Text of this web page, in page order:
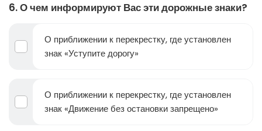
6. О чем информируют Вас эти дорожные знаки?
О приближении к перекрестку, где установлен
знак «Уступите дорогу»
О приближении к перекрестку, где установлен
знак «Движение без остановки запрещено»